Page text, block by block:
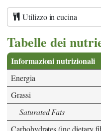
Utilizzo in cucina
Tabelle dei
Informazioni nutrizionali
Energia
Grassi
Saturated Fats
Carbohydrates (inc.dietary